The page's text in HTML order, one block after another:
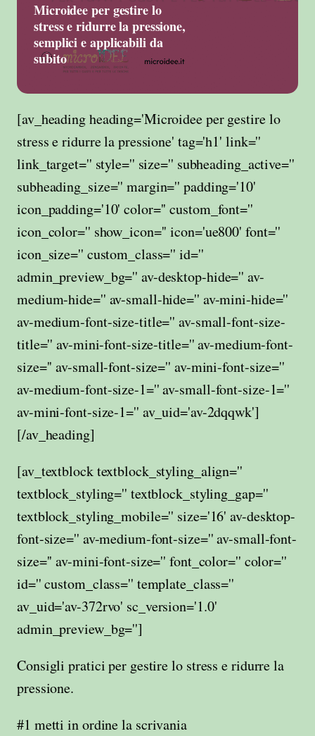
Microidee per gestire lo
stress e ridurre la pressione,
semplici e applicabili da
subito
[av_heading heading='Microidee per gestire lo
stress e ridurre la pressione' tag='h1' link=''
link_target='' style='' size='' subheading_active=''
subheading_size='' margin='' padding='10'
icon_padding='10' color='' custom_font=''
icon_color='' show_icon='' icon='ue800' font=''
icon_size='' custom_class='' id=''
admin_preview_bg='' av-desktop-hide='' av-
medium-hide='' av-small-hide='' av-mini-hide=''
av-medium-font-size-title='' av-small-font-size-
title='' av-mini-font-size-title='' av-medium-font-
size='' av-small-font-size='' av-mini-font-size=''
av-medium-font-size-1='' av-small-font-size-1=''
av-mini-font-size-1='' av_uid='av-2dqqwk']
[/av_heading]
[av_textblock textblock_styling_align=''
textblock_styling='' textblock_styling_gap=''
textblock_styling_mobile='' size='16' av-desktop-
font-size='' av-medium-font-size='' av-small-font-
size='' av-mini-font-size='' font_color='' color=''
id='' custom_class='' template_class=''
av_uid='av-372rvo' sc_version='1.0'
admin_preview_bg='']
Consigli pratici per gestirelo stress e ridurre la
pressione.
#1 metti in ordinela scrivania